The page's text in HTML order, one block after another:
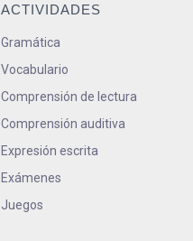
ACTIVIDADES
Gramática
Vocabulario
Comprensión de lectura
Comprensión auditiva
Expresión escrita
Exámenes
Juegos